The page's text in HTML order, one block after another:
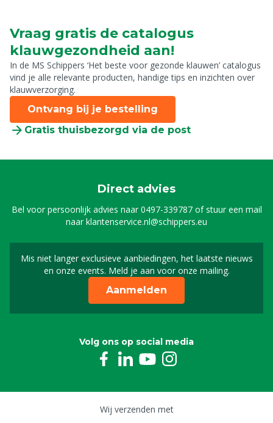
Vraag gratis de catalogus
klauwgezondheid aan!
In de MS Schippers ‘Het beste voor gezonde klauwen’ catalogus
vind je alle relevante producten, handige tips en inzichten over
klauwverzorging.
Ontvang bij je bestelling
Gratis thuisbezorgd via de post
Direct advies
Bel voor persoonlijk advies naar0497-339787of stuur een mail
naarklantenservice.nl@schippers.eu
Mis niet langer exclusieve aanbiedingen, het laatste nieuws
en onze events. Meld je aan voor onze mailing.
Schrijf je in voor onze
Aanmelden
Volg ons op social media
Wij verzenden met